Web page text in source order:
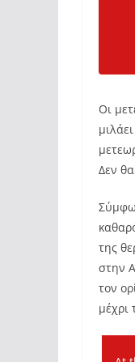
Οι
Δεν
της
στην
τον
μέχρι